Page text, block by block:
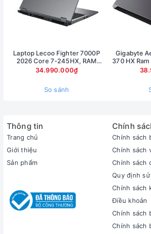
máy đem lại những trải nghiệm tuyệt vời
Cổng kết nối hiện
Dell Precision 5520 bao gồm 01 cổng USB
3.0 / 3.1 Gen1, 01 Thunderbolt, Khóa
thanh loa kết hợp, máy đọc thẻ.
Màn hình siêu mỏng
Dell Precision 5520 mang lại những trải
người dùng với thiết kế màn hình có viền
Edge) gần như không còn phân định đâu là
Laptop Lecoo Fighter 7000P
2026 Core 7-245HX, RAM
16GB, SSD 512GB, RTX 5060
8GB, màn 16 inch 2.5K 180Hz
34.990.000₫
So sánh
Gigabyte
370 HX Ram
hình 16inch
Thông tin
Trang chủ
Giới thiệu
Sản phẩm
Chính
Chính sách
Chính sách
Chính sách
Quy định
Chính sách
Điều khoản
Chính sách
Chính sách